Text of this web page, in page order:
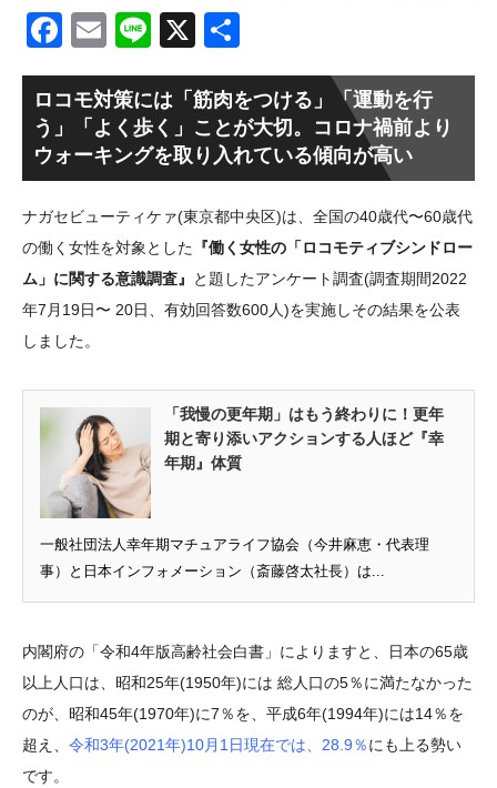
Facebook
EmailLine
X
有
ロコモ対策には「筋肉をつける」「運動を行
う」「よく歩く」ことが大切。コロナ禍前より
ウォーキングを取り入れている傾向が高い
ナガセビューティケァ(東京都中央区)は、全国の40歳代〜60歳代
の働く女性を対象とした 『働く女性の「ロコモティブシンドロー
ム」に関する意識調査』
と題したアンケート調査(調査期間2022
年7月19日〜 20日、有効回答数600人)を実施しその結果を公表
しました。
「我慢の更年期」はもう終わりに！更年
期と寄り添いアクションする人ほど『幸
年期』体質
一般社団法人幸年期マチュアライフ協会（今井麻恵・代表理
事）と日本インフォメーション（斎藤啓太社長）は...
内閣府の「令和4年版高齢社会白書」によりますと、日本の65歳
以上人口は、昭和25年(1950年)には 総人口の5％に満たなかった
のが、昭和45年(1970年)に7％を、平成6年(1994年)には14％を
超え、 令和3年(2021年)10月1日現在では、28.9％にも上る勢い
です。